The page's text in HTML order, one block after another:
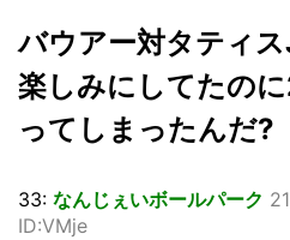
バウアー対タティ
楽しみにしてたの
ってしまったんだ?
33: なんじぇいボールパーク
ID:VMje